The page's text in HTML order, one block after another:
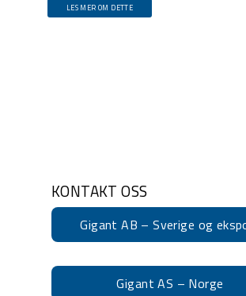
LES MER OM DETTE
KONTAKT OSS
Gigant AB – Sverige og
Gigant AS – Norge